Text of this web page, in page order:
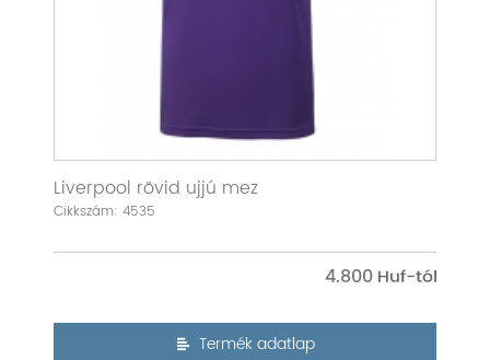
Liverpool rövid ujjú mez
Cikkszám: 4535
4.800
Termék adatlap